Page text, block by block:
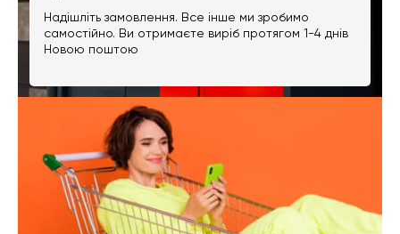
Надішліть замовлення. Все інше ми зробимо
самостійно. Ви отримаєте виріб протягом 1-4 днів
Новою поштою